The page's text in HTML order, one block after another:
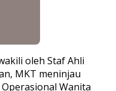
oleh Staf Ahli
MKT meninjau
Wanita